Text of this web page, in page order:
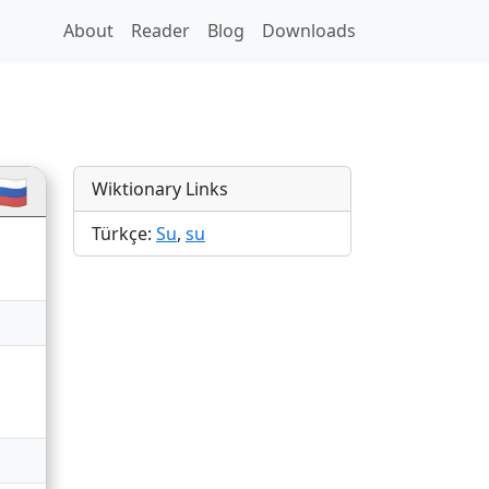
About Reader Blog Downloads
Wiktionary Links
Türkçe: Su, su